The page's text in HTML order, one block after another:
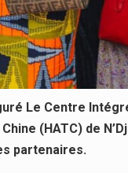
Le Centre
(HATC) de
partenaires.